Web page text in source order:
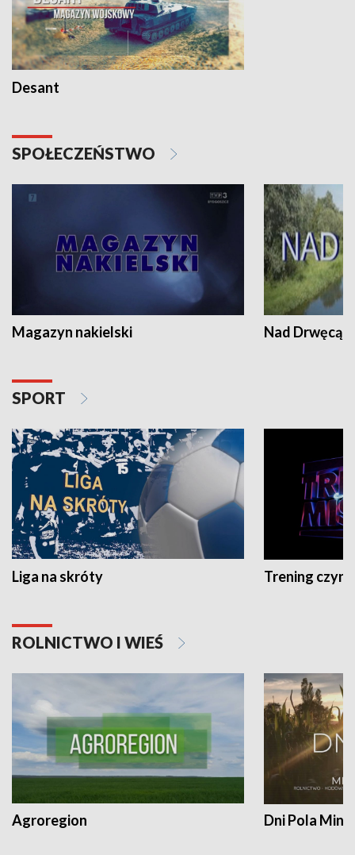
Desant
SPOŁECZEŃSTWO
Magazyn nakielski Nad Drwęcą
SPORT
Liga na skróty Trening czyni
ROLNICTWO I WIEŚ
Agroregion Dni Pola